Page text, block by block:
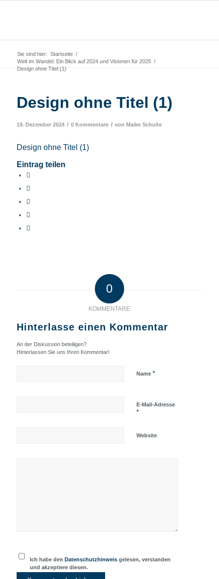
Sie sind hier: Startseite /
Welt im Wandel: Ein Blick auf 2024 und Visionen für 2025 /
Design ohne Titel (1)
Design ohne Titel (1)
19. Dezember 2024 / 0 Kommentare / von Maike Schulte
Design ohne Titel (1)
Eintrag teilen
0
KOMMENTARE
Hinterlasse einen Kommentar
An der Diskussion beteiligen?
Hinterlassen Sie uns Ihren Kommentar!
Name *
E-Mail-Adresse
*
Website
Ich habe denDatenschutzhinweis gelesen, verstanden
und akzeptiere diesen.